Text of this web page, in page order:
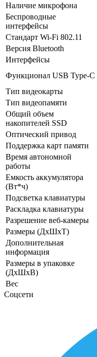
Наличие микрофона
Беспроводные
интерфейсы
Стандарт Wi-Fi 802.11
Версия Bluetooth
Интерфейсы
Функционал USB Type-C
Тип видеокарты
Тип видеопамяти
Общий объем
накопителей SSD
Оптический привод
Поддержка карт памяти
Время автономной
работы
Емкость аккумулятора
(Вт*ч)
Подсветка клавиатуры
Раскладка клавиатуры
Разрешение веб-камеры
Размеры (ДхШхТ)
Дополнительная
информация
Размеры в упаковке
(ДхШхВ)
Вес
Соцсети